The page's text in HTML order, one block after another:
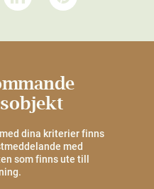
dina kriterier finns
med
som finns ute till